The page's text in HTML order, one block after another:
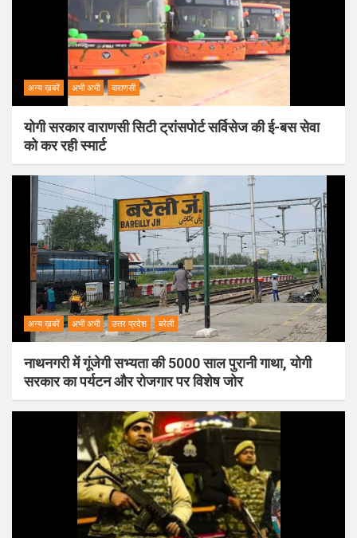
अन्य ख़बरें अभी अभी वाराणसी
योगी सरकार वाराणसी सिटी ट्रांसपोर्ट सर्विसेज की ई-बस सेवा
को कर रही स्मार्ट
अन्य ख़बरें अभी अभी उत्तर प्रदेश बरेली
नाथनगरी में गूंजेगी सभ्यता की 5000 साल पुरानी गाथा, योगी
सरकार का पर्यटन और रोजगार पर विशेष जोर